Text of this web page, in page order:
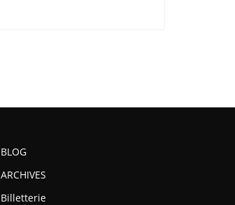
BLOG
ARCHIVES
Billetterie